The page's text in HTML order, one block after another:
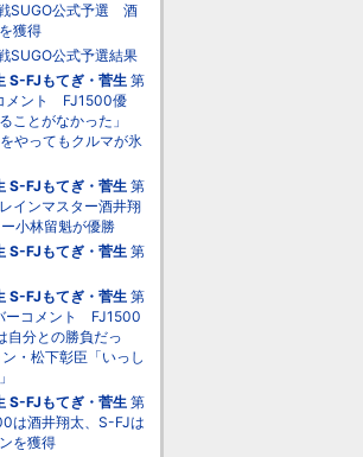
SUGO公式予選 酒
獲得
SUGO公式予選結果
S-FJもてぎ・菅生 第
メント FJ1500優
ことがなかった」
やってもクルマが氷
S-FJもてぎ・菅生 第
インマスター酒井翔
小林留魁が優勝
S-FJもてぎ・菅生 第
S-FJもてぎ・菅生 第
ーコメント FJ1500
自分との勝負だっ
・松下彰臣「いっし
S-FJもてぎ・菅生 第
は酒井翔太、S-FJは
を獲得